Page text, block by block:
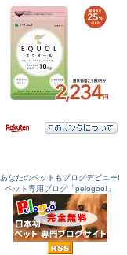
あなたのペットもブログデビュー!
ペット専用ブログ「pelogoo!」